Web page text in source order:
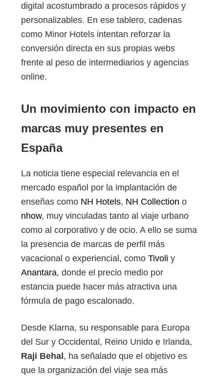
digital acostumbrado a procesos rápidos y
personalizables. En ese tablero, cadenas
como Minor Hotels intentan reforzar la
conversión directa en sus propias webs
frente al peso de intermediarios y agencias
online.
Un movimiento con impacto en
marcas muy presentes en
España
La noticia tiene especial relevancia en el
mercado español por la implantación de
enseñas como NH Hotels, NH Collection o
nhow, muy vinculadas tanto al viaje urbano
como al corporativo y de ocio. A ello se suma
la presencia de marcas de perfil más
vacacional o experiencial, como Tivoli y
Anantara, donde el precio medio por
estancia puede hacer más atractiva una
fórmula de pago escalonado.
Desde Klarna, su responsable para Europa
del Sur y Occidental, Reino Unido e Irlanda,
Raji Behal , ha señalado que el objetivo es
que la organización del viaje sea más